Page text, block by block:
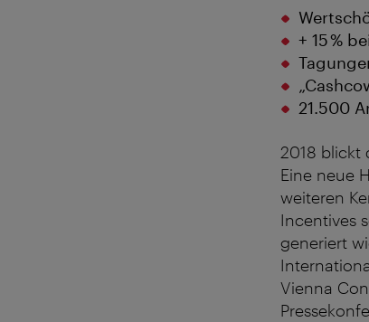
+ 15 %
21.500
2018 blickt
Eine neue
weiteren
Incentives
generiert
Vienna